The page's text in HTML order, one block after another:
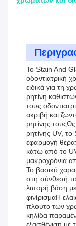
Το Stain And
οδοντιατρική
ειδικά για τη
τους
ακριβή και
ρητίνης
ρητίνης UV, το
εφαρμογή
κάτω από το
μακροχρόνια
Το βασικό
στη σύνθεσή
λιπαρή
φινίρισμαΗ
πλούτο των
κηλίδα